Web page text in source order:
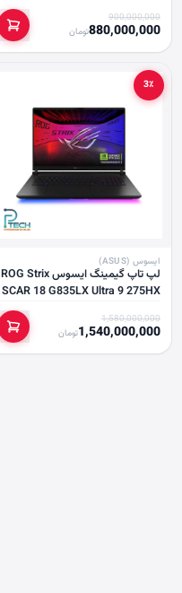
900,000,000
880,000,000تومان
3٪
ایسوس (ASUS)
لپ تاپ گیمینگ ایسوس ROG Strix
SCAR 18 G835LX Ultra 9 275HX
1,580,000,000
1,540,000,000تومان